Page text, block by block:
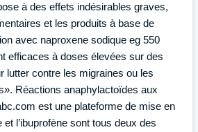
à des effets indésirables graves,
et les produits à base de
avec naproxene sodique eg 550
efficaces à doses élevées sur des
lutter contre les migraines ou les
Réactions anaphylactoïdes aux
est une plateforme de mise en
et l’ibuprofène sont tous deux des